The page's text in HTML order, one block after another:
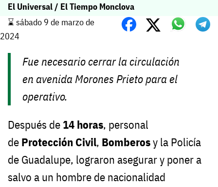
El Universal / El Tiempo Monclova
⌛️ sábado 9 de marzo de
2024
Fue necesario cerrar la circulación
en avenida Morones Prieto para el
operativo.
Después de 14 horas, personal
de Protección Civil, Bomberosy la Policía
de Guadalupe, lograron asegurar y poner a
salvo a un hombre de nacionalidad